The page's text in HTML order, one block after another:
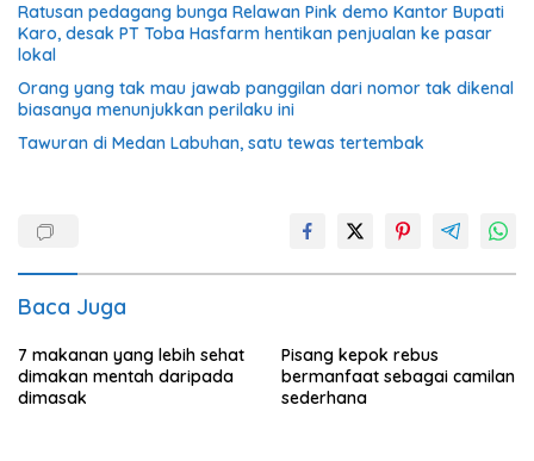
Ratusan pedagang bunga Relawan Pink demo Kantor Bupati
Karo, desak PT Toba Hasfarm hentikan penjualan ke pasar
lokal
Orang yang tak mau jawab panggilan dari nomor tak dikenal
biasanya menunjukkan perilaku ini
Tawuran di Medan Labuhan, satu tewas tertembak
Baca Juga
7 makanan yang lebih sehat
dimakan mentah daripada
dimasak
Pisang kepok rebus
bermanfaat sebagai camilan
sederhana